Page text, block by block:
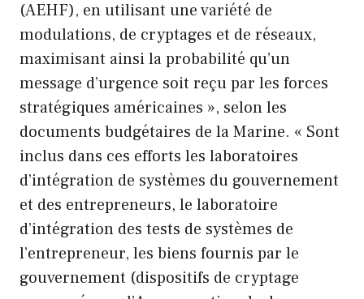
(AEHF), en utilisant une variété de
modulations, de cryptages et de réseaux,
maximisant ainsi la probabilité qu’un
message d’urgence soit reçu par les forces
stratégiques américaines », selon les
documents budgétaires de la Marine. « Sont
inclus dans ces efforts les laboratoires
d’intégration de systèmes du gouvernement
et des entrepreneurs, le laboratoire
d’intégration des tests de systèmes de
l’entrepreneur, les biens fournis par le
gouvernement (dispositifs de cryptage